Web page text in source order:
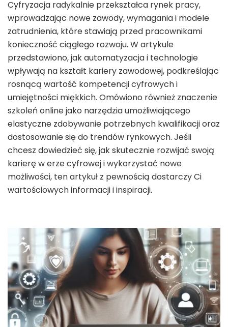
Cyfryzacja radykalnie przekształca rynek pracy,
wprowadzając nowe zawody, wymagania i modele
zatrudnienia, które stawiają przed pracownikami
konieczność ciągłego rozwoju. W artykule
przedstawiono, jak automatyzacja i technologie
wpływają na kształt kariery zawodowej, podkreślając
rosnącą wartość kompetencji cyfrowych i
umiejętności miękkich. Omówiono również znaczenie
szkoleń online jako narzędzia umożliwiającego
elastyczne zdobywanie potrzebnych kwalifikacji oraz
dostosowanie się do trendów rynkowych. Jeśli
chcesz dowiedzieć się, jak skutecznie rozwijać swoją
karierę w erze cyfrowej i wykorzystać nowe
możliwości, ten artykuł z pewnością dostarczy Ci
wartościowych informacji i inspiracji.